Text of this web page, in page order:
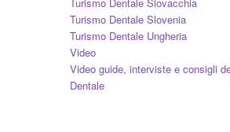
Turismo Dentale Slovenia
Turismo Dentale Ungheria
Video
Video guide, interviste e consigli
Dentale